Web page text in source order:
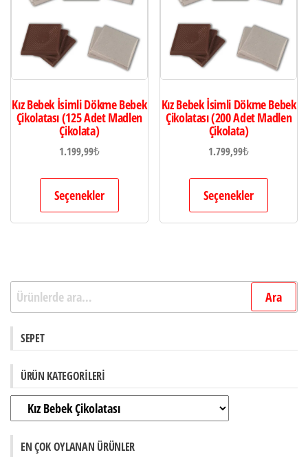
Kız Bebek İsimli Dökme Bebek
Çikolatası (125 Adet Madlen
Çikolata)
1.199,99₺
Seçenekler
Kız Bebek İsimli Dökme Bebek
Çikolatası (200 Adet Madlen
Çikolata)
1.799,99₺
Seçenekler
Ara: Ara
SEPET
ÜRÜN KATEGORILERI
EN ÇOK OYLANAN ÜRÜNLER